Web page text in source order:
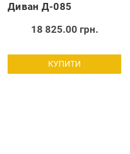
Диван Д-085
18 825.00 грн.
КУПИТИ